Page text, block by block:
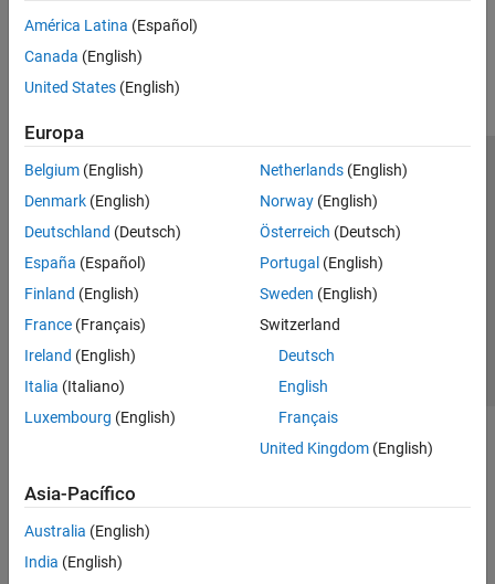
América Latina (Español)
Canada (English)
United States (English)
Europa
Belgium (English)
Denmark (English)
Deutschland (Deutsch)
España (Español)
Finland (English)
France (Français)
Ireland (English)
Italia (Italiano)
Luxembourg (English)
Netherlands(English)
Norway(English)
Österreich (Deutsch)
Portugal (English)
Sweden (English)
Switzerland
Deutsch
English
Français
United Kingdom(English)
Asia-Pacífico
Australia (English)
India (English)
Centro de confianza
Marcas comerciales
Política de privacidad
Antipiratería
Estado de las aplicaciones
Información de contacto
© 1994-2026 The MathWorks, Inc.